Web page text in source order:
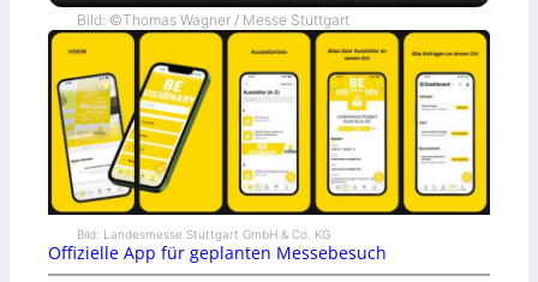
Bild: ©Thomas Wagner / Messe Stuttgart
Bild: Landesmesse Stuttgart GmbH & Co. KG
Offizielle App für geplanten Messebesuch